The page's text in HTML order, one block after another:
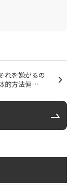
れを嫌がるの
方法偏…